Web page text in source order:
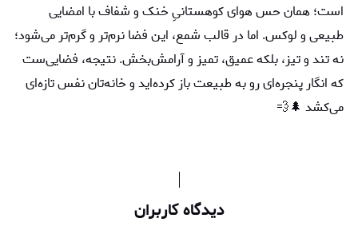
است؛ همان حس هوای کوهستانیِ خنک و شفاف با امضایی
طبیعی و لوکس. اما در قالب شمع، این فضا نرم‌تر و گرم‌تر می‌شود؛
نه تند و تیز، بلکه عمیق، تمیز و آرامش‌بخش. نتیجه، فضایی‌ست
که انگار پنجره‌ای رو به طبیعت باز کرده‌اید و خانه‌تان نفس تازه‌ای
می‌کشد 🌲💨
دیدگاه کاربران